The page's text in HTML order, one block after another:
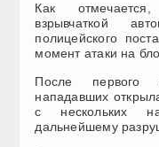
Как
взрывчаткой
полицейского
момент атаки на
После первого
нападавших
с нескольких
дальнейшему